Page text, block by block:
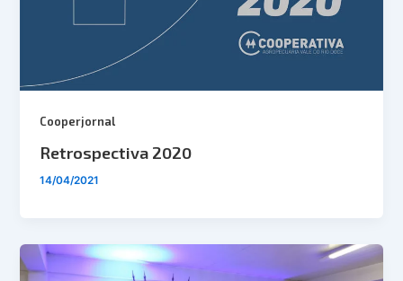
Cooperjornal
Retrospectiva 2020
14/04/2021